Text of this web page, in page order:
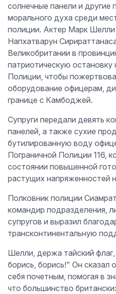
солнечные панели и другие
морального духа среди
полиции. Актер Марк Шелли
Напхатварун
Великобритании в
патриотическую остановку
Полиции, чтобы
оборудование офицерам,
границе с Камбоджей.
Супруги передали девять
панелей, а также сухие
бутилированную воду
Пограничной Полиции 116,
состоянии повышенной
растущих напряженностей
Полковник полиции
командир подразделения,
супругов и выразил
трансконтинентальную
Шелли, держа тайский
борись, борись!" Он сказал
себя почетным, помогая в
что большинство